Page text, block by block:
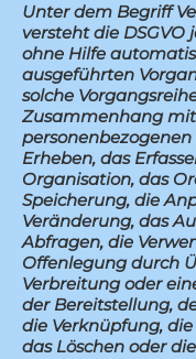
Unter dem Begriff
versteht die DSGVO
ohne Hilfe
ausgeführten
solche
Zusammenhang mit
Erheben, das
Organisation, das
Speicherung, die
Veränderung, das
Abfragen, die
Offenlegung durch
Verbreitung oder
der Bereitstellung,
die Verknüpfung,
das Löschen oder